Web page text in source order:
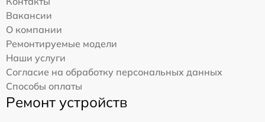
Вакансии
О компании
Ремонтируемые модели
Наши услуги
Согласие на обработку персональных данных
Способы оплаты
Ремонт устройств